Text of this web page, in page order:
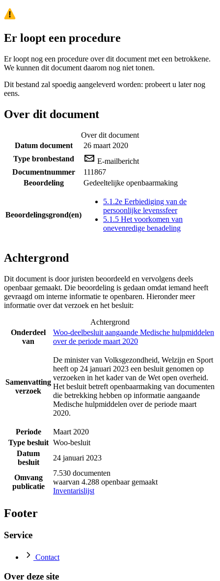
Er loopt een procedure
Er loopt nog een procedure over dit document met een betrokkene.
We kunnen dit document daarom nog niet tonen.
Dit bestand zal spoedig aangeleverd worden: probeert u later nog
eens.
Over dit document
Over dit document
Datum document
26 maart 2020
Type bronbestand
E-mailbericht
Documentnummer
111867
Beoordeling
Gedeeltelijke openbaarmaking
Beoordelingsgrond(en)
5.1.2e Eerbiediging van de
persoonlijke levenssfeer
5.1.5 Het voorkomen van
onevenredige benadeling
Achtergrond
Dit document is door juristen beoordeeld en vervolgens deels
openbaar gemaakt. Die beoordeling is gedaan omdat iemand heeft
gevraagd om interne informatie te openbaren. Hieronder meer
informatie over dat verzoek en het besluit:
Achtergrond
Onderdeel
van
Woo-deelbesluit aangaande Medische hulpmiddelen
over de periode maart 2020
Samenvatting
verzoek
De minister van Volksgezondheid, Welzijn en Sport
heeft op 24 januari 2023 een besluit genomen op
verzoeken in het kader van de Wet open overheid.
Het besluit betreft openbaarmaking van documenten
die betrekking hebben op informatie aangaande
Medische hulpmiddelen over de periode maart
2020.
Periode
Maart 2020
Type besluit Woo-besluit
Datum
besluit
24 januari 2023
Omvang
publicatie
7.530 documenten
waarvan 4.288 openbaar gemaakt
Inventarislijst
Footer
Service
Contact
Over deze site